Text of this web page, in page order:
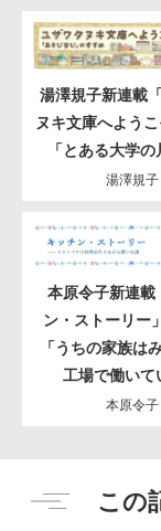
湯澤規子新連載
ヌキ文庫へよう
「とある大学の
湯澤規子
本原令子新連載
ン・ストーリ
「うちの家族は
工場で働いて
本原令子
この